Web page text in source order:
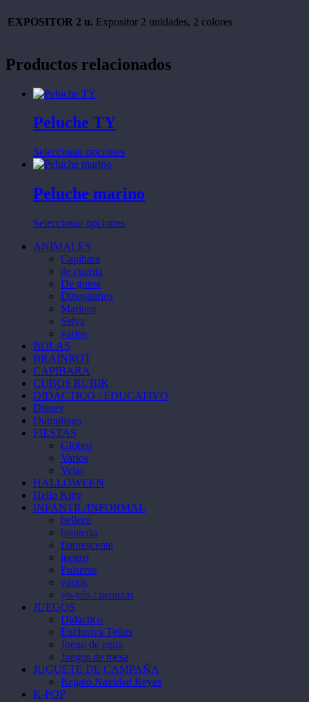
EXPOSITOR 2 u. Expositor 2 unidades, 2 colores
Productos relacionados
Peluche TY
Seleccionar opcionesEste
múltiples
variantes.
opciones
Peluche marino
Seleccionar opcionesEste
producto
ANIMALES
Capibara
de cuerda
De goma
Dinosaurios
Marinos
Selva
varios
BOLAS
BRAINROT
CAPIBARA
CUBOS RUBIK
DIDÁCTICO / EDUCATIVO
Disney
Dumplings
FIESTAS
Globos
Varios
Velas
HALLOWEEN
Hello Kitty
INFANTIL/INFORMAL
belleza
bisuteria
fluorescente
juegos
Pulseras
varios
yo-yós / peonzas
JUEGOS
Didáctico
Exclusiva Tellus
Juego de agua
Juegos de mesa
JUGUETE DE CAMPAÑA
Regalo Navidad Reyes
K-POP